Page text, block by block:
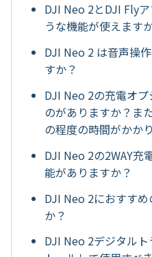
DJI Neo 2とDJI Fly
うな機能が使えます
DJI Neo 2 は音声操
すか？
DJI Neo 2の充電オ
のがありますか？ま
の程度の時間がかか
DJI Neo 2の2WAY充
能がありますか？
DJI Neo 2におすす
か？
DJI Neo 2デジタル